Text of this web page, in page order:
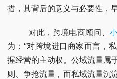
措，其背后的意义与必要性，
对此，跨境电商顾问、
为：“对跨境进口商家而言，
握经营的主动权。公域流量属
则、争抢流量，而私域流量沉